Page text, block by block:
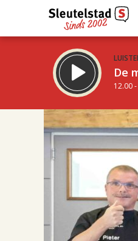
De
12.00
22.00